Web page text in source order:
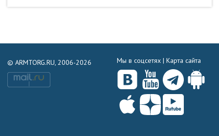
© ARMTORG.RU, 2006-2026 Мы в соцсетях | Карта сайта